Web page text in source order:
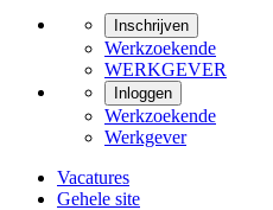
Inschrijven
Werkzoekende
WERKGEVER
Inloggen
Werkzoekende
Werkgever
Vacatures
Gehele site